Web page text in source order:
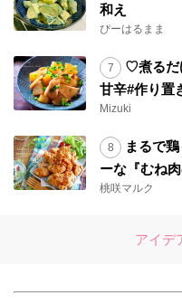
和え
ぴーはるまま
♡煮るだ
甘辛#作り置
Mizuki
まるで
ーな『むね
桃咲マルク
アイデ